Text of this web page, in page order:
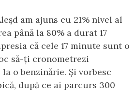
am ajuns cu 21% nivel al
până la 80% a durat 17
că cele 17 minute sunt o
să-ți cronometrezi
o benzinărie. Și vorbesc
după ce ai parcurs 300